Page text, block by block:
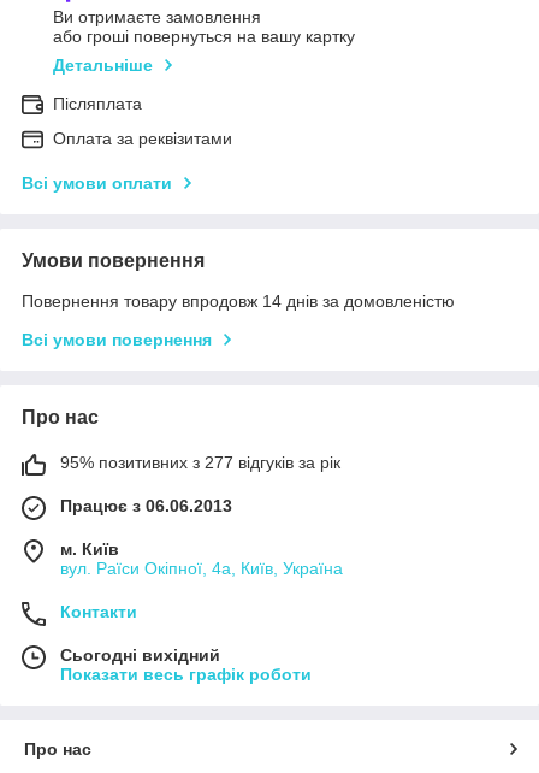
Ви отримаєте замовлення
або гроші повернуться на вашу картку
Детальніше
Післяплата
Оплата за реквізитами
Всі умови оплати
Умови повернення
Повернення товару впродовж 14 днів за домовленістю
Всі умови повернення
Про нас
95% позитивних з 277 відгуків за рік
Працює з 06.06.2013
м. Київ
вул. Раїси Окіпної, 4а, Київ, Україна
Контакти
Сьогодні вихідний
Показати весь графік роботи
Про нас